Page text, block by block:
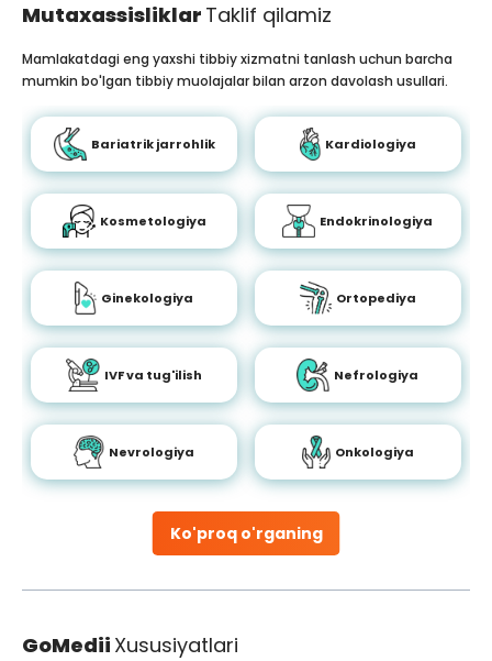
Mutaxassisliklar Taklif qilamiz
Ko'proq o'rganing
Mamlakatdagi eng yaxshi tibbiy xizmatni tanlash uchun barcha
mumkin bo'lgan tibbiy muolajalar bilan arzon davolash usullari.
Bariatrik jarrohlik Kardiologiya
Kosmetologiya Endokrinologiya
Ginekologiya Ortopediya
IVF va tug'ilish Nefrologiya
Nevrologiya Onkologiya
GoMedii Xususiyatlari